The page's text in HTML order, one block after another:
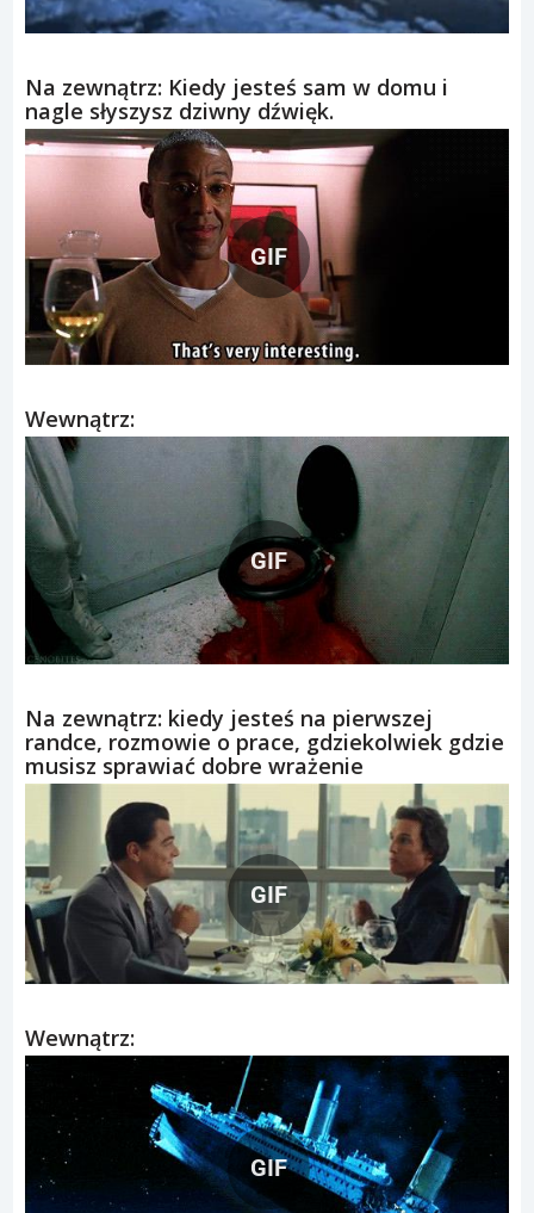
Na zewnątrz: Kiedy jesteś sam w domu i
nagle słyszysz dziwny dźwięk.
GIF
Wewnątrz:
GIF
Na zewnątrz: kiedy jesteś na pierwszej
randce, rozmowie o prace, gdziekolwiek gdzie
musisz sprawiać dobre wrażenie
GIF
Wewnątrz:
GIF